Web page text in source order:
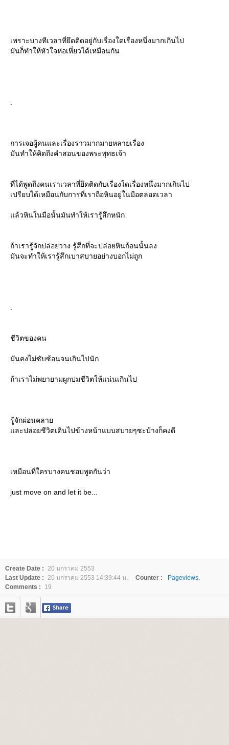
เพราะบางทีเวลาที่ยึดติดอยู่กับเรื่องใดเรื่องหนึ่งมากเกินไป
มันก็ทำให้หัวใจห่อเหี่ยวได้เหมือนกัน
การเจอผู้คนและเรื่องราวมากมายหลายเรื่อง
มันทำให้คิดถึงคำสอนของพระพุทธเจ้า
ที่ได้พูดถึงคนเราเวลาที่ยึดติดกับเรื่องใดเรื่องหนึ่งมากเกินไป
เปรียบได้เหมือนกับการที่เราถือหินอยู่ในมือตลอดเวลา
ล้วหินในมือนั้นมันทำให้เรารู้สึกหนัก
ถ้าเรารู้จักปล่อยวาง รู้สึกที่จะปล่อยหินก้อนนั้นลง
มันจะทำให้เรารู้สึกเบาสบายอย่างบอกไม่ถูก
ชีวิตของคน
มันคงไม่ซับซ้อนจนเกินไปนัก
ถ้าเราไม่พยายามผูกปมชีวิตให้แน่นเกินไป
รู้จักผ่อนคลา
ละปล่อยชีวิตเดินไปข้างหน้าแบบสบายๆซะบ้างก็คงดี
เหมือนที่ใครบางคนชอบพูดกันว่า
just move on and let it be...
Create Date : 20 มกราคม 2553
Last Update : 20 มกราคม 2553 14:39:44 น. Counter :
Pageviews.
Comments :
19